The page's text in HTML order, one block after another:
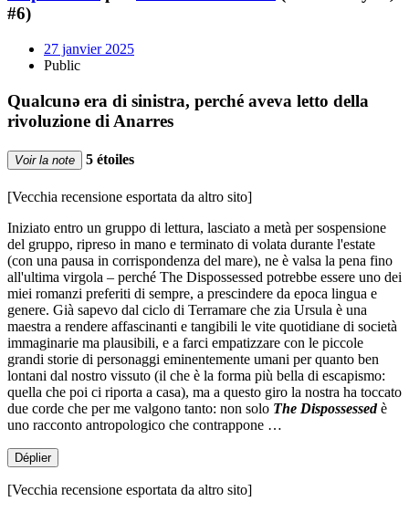
#6)
27 janvier 2025
Public
Qualcunǝ era di sinistra, perché aveva letto della
rivoluzione di Anarres
Voir la note 5 étoiles
[Vecchia recensione esportata da altro sito]
Iniziato entro un gruppo di lettura, lasciato a metà per sospensione
del gruppo, ripreso in mano e terminato di volata durante l'estate
(con una pausa in corrispondenza del mare), ne è valsa la pena fino
all'ultima virgola – perché The Dispossessed potrebbe essere uno dei
miei romanzi preferiti di sempre, a prescindere da epoca lingua e
genere. Già sapevo dal ciclo di Terramare che zia Ursula è una
maestra a rendere affascinanti e tangibili le vite quotidiane di società
immaginarie ma plausibili, e a farci empatizzare con le piccole
grandi storie di personaggi eminentemente umani per quanto ben
lontani dal nostro vissuto (il che è la forma più bella di escapismo:
quella che poi ci riporta a casa), ma a questo giro la nostra ha toccato
due corde che per me valgono tanto: non solo The Dispossessedè
uno racconto antropologico che contrappone …
Déplier
[Vecchia recensione esportata da altro sito]